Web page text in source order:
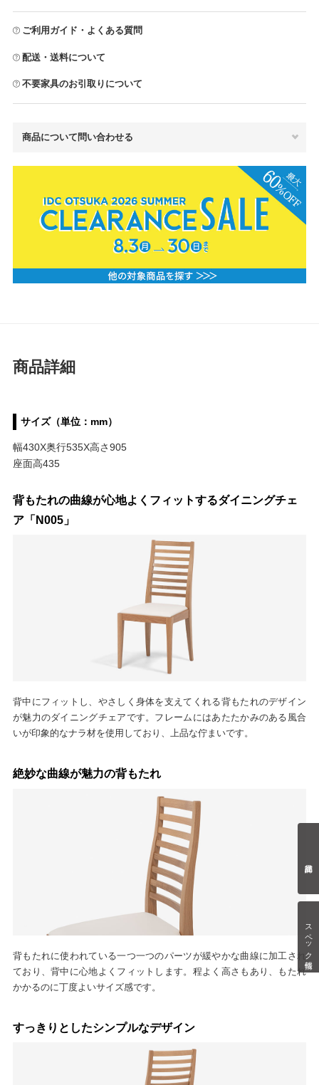
スペック情報
ご利用ガイド・よくある質問
配送・送料について
不要家具のお引取りについて
商品について問い合わせる
商品詳細
サイズ（単位：mm）
幅430X奥行535X高さ905
座面高435
背もたれの曲線が心地よくフィットするダイニングチェ
ア「N005」
背中にフィットし、やさしく身体を支えてくれる背もたれのデザイン
が魅力のダイニングチェアです。フレームにはあたたかみのある風合
いが印象的なナラ材を使用しており、上品な佇まいです。
絶妙な曲線が魅力の背もたれ
背もたれに使われている一つ一つのパーツが緩やかな曲線に加工され
ており、背中に心地よくフィットします。程よく高さもあり、もたれ
かかるのに丁度よいサイズ感です。
すっきりとしたシンプルなデザイン